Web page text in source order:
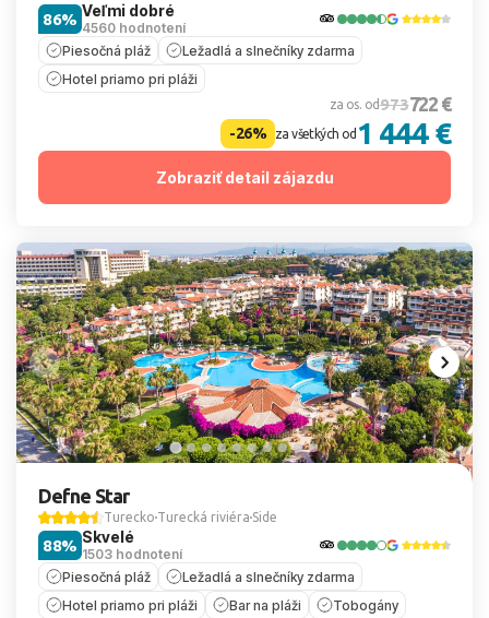
Veľmi dobré
4560 hodnotení
86%
Piesočná pláž
Ležadlá a slnečníky zdarma
Hotel priamo pri pláži
za os. od973722 €
-26% za všetkých od 1 444 €
Zobraziť detail zájazdu
Defne Star
Turecko Turecká riviéra Side
Skvelé
1503 hodnotení
88%
Piesočná pláž
Ležadlá a slnečníky zdarma
Hotel priamo pri pláži
Bar na pláži Tobogány